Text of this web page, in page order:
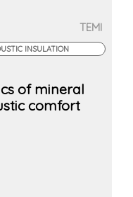
TEMI
INSULATION
of mineral
comfort